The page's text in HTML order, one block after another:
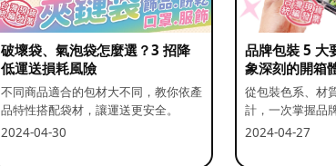
破壞袋、氣泡袋怎麼選？3 招降
低運送損耗風險
不同商品適合的包材大不同，教你依產
品特性搭配袋材，讓運送更安全。
2024-04-30
品牌包裝 5 大
象深刻的開箱
從包裝色系、材
計，一次掌握品
2024-04-27